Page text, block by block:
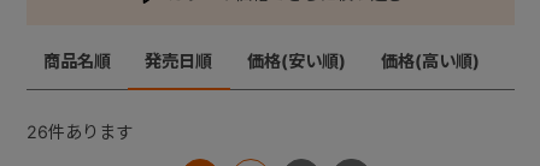
商品名順 発売日順 価格(安い順) 価格(高い順)
26件あります